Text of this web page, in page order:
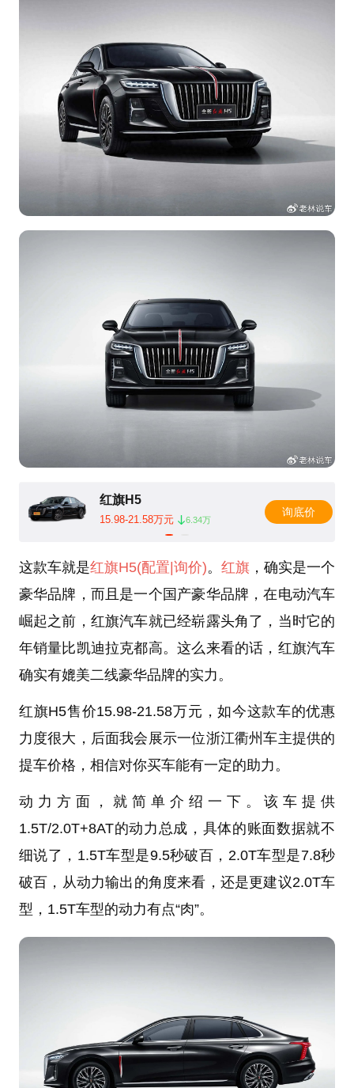
红旗H5
15.98-21.58万元 6.34万
询底价
这款车就是红旗H5(配置|询价)。红旗 ，确实是一个
豪华品牌，而且是一个国产豪华品牌，在电动汽车
崛起之前，红旗汽车就已经崭露头角了，当时它的
年销量比凯迪拉克都高。这么来看的话，红旗汽车
确实有媲美二线豪华品牌的实力。
红旗H5售价15.98-21.58万元，如今这款车的优惠
力度很大，后面我会展示一位浙江衢州车主提供的
提车价格，相信对你买车能有一定的助力。
动力方面，就简单介绍一下。该车提供
1.5T/2.0T+8AT的动力总成，具体的账面数据就不
细说了，1.5T车型是9.5秒破百，2.0T车型是7.8秒
破百，从动力输出的角度来看，还是更建议2.0T车
型，1.5T车型的动力有点“肉”。